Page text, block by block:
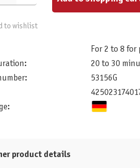
to wishlist
For 2 to 8 for
20 to 30
53156G
product details